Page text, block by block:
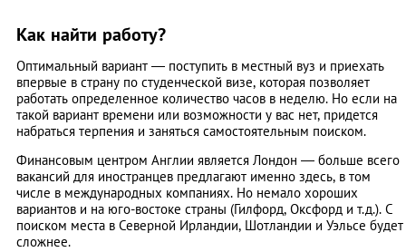
Как найти работу?
Оптимальный вариант — поступить в местный вуз и приехать
впервые в страну по студенческой визе, которая позволяет
работать определенное количество часов в неделю. Но если на
такой вариант времени или возможности у вас нет, придется
набраться терпения и заняться самостоятельным поиском.
Финансовым центром Англии является Лондон — больше всего
вакансий для иностранцев предлагают именно здесь, в том
числе в международных компаниях. Но немало хороших
вариантов и на юго-востоке страны (Гилфорд, Оксфорд и т.д.). С
поиском места в Северной Ирландии, Шотландии и Уэльсе будет
сложнее.